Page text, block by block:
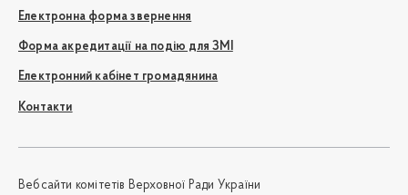
Електронна форма звернення
Форма акредитації на подію для ЗМІ
Електронний кабінет громадянина
Контакти
Вебсайти комітетів Верховної Ради України